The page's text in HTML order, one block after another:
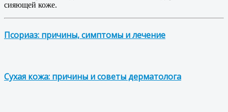
сияющей коже.
Псориаз: причины, симптомы и лечение
Сухая кожа: причины и советы дерматолога